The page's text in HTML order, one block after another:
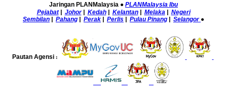
Jaringan PLANMalaysia ● PLANMalaysia Ibu
Pejabat| Johor| Kedah| Kelantan| Melaka| Negeri
Sembilan
Pahang Perak Perlis Pulau Pinang Selangor ●
Pautan Agensi: